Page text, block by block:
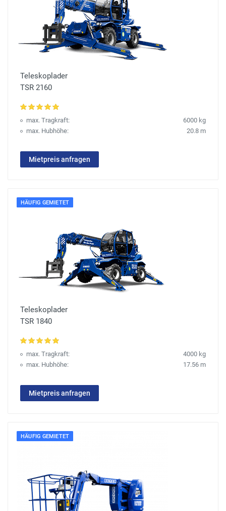
Teleskoplader
TSR 2160
max. Tragkraft:
6000 kg
max. Hubhöhe:
20.8 m
Mietpreis anfragen
HÄUFIG GEMIETET
Teleskoplader
TSR 1840
max. Tragkraft:
4000 kg
max. Hubhöhe:
17.56 m
Mietpreis anfragen
HÄUFIG GEMIETET